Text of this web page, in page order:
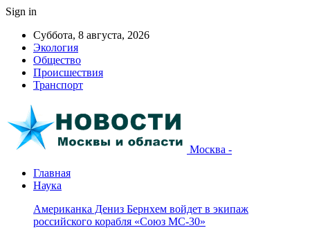
Sign in
Суббота, 8 августа, 2026
Экология
Общество
Происшествия
Транспорт
Москва -
Главная
Наука
Американка Дениз Бернхем войдет в экипаж
российского корабля «Союз МС-30»